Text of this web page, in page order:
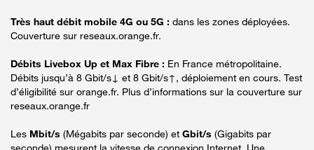
Très haut débit mobile 4G ou 5G : dans les zones déployées.
Couverture sur reseaux.orange.fr.
Débits Livebox Up et Max Fibre : En France métropolitaine.
Débits jusqu’à 8 Gbit/s↓ et 8 Gbit/s↑, déploiement en cours. Test
d’éligibilité sur orange.fr. Plus d’informations sur la couverture sur
reseaux.orange.fr
Les Mbit/s (Mégabits par seconde) et Gbit/s (Gigabits par
seconde) mesurent la vitesse de connexion Internet. Une